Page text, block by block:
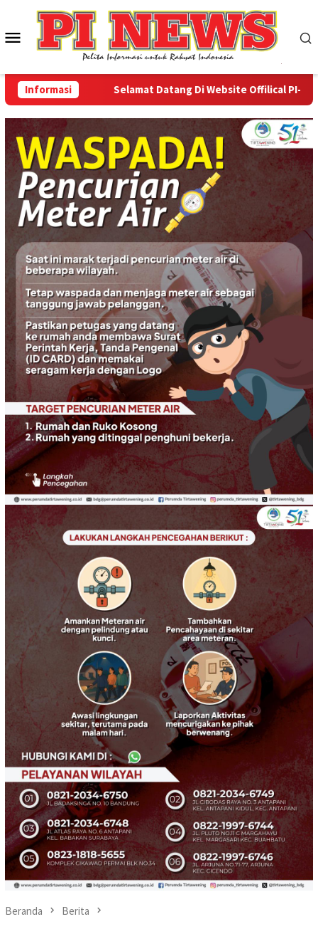
konten
Menu
Mobile
Informasi Selamat Datang Di Website Offilical PI-
Beranda Berita